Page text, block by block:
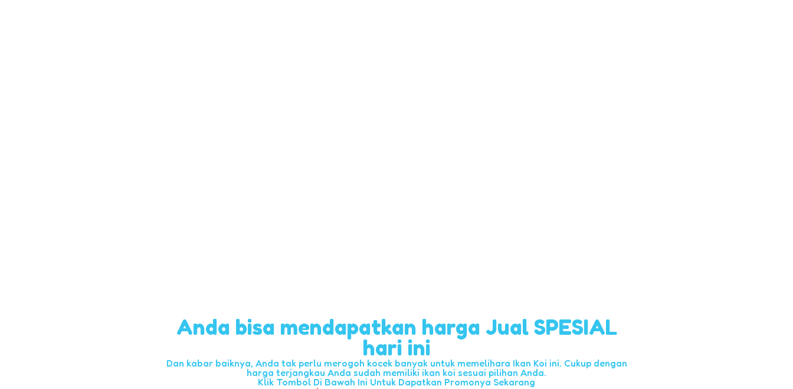
Anda bisa mendapatkan harga Jual SPESIAL
hari ini
Dan kabar baiknya, Anda tak perlu merogoh kocek banyak untuk memelihara Ikan Koi ini. Cukup dengan
harga terjangkau Anda sudah memiliki ikan koi sesuai pilihan Anda.
Klik Tombol Di Bawah Ini Untuk Dapatkan Promonya Sekarang